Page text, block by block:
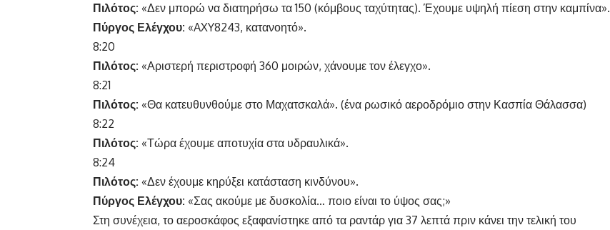
Πιλότος: «Δεν μπορώ να διατηρήσω τα 150 (κόμβους ταχύτητας). Έχουμε υψηλή πίεση στην καμπίνα».
Πύργος Ελέγχου: «AXY8243, κατανοητό».
8:20
Πιλότος: «Αριστερή περιστροφή 360 μοιρών, χάνουμε τον έλεγχο».
8:21
Πιλότος: «Θα κατευθυνθούμε στο Μαχατσκαλά». (ένα ρωσικό αεροδρόμιο στην Κασπία Θάλασσα)
8:22
Πιλότος: «Τώρα έχουμε αποτυχία στα υδραυλικά».
8:24
Πιλότος: «Δεν έχουμε κηρύξει κατάσταση κινδύνου».
Πύργος Ελέγχου: «Σας ακούμε με δυσκολία… ποιο είναι το ύψος σας;»
Στη συνέχεια, το αεροσκάφος εξαφανίστηκε από τα ραντάρ για 37 λεπτά πριν κάνει την τελική του